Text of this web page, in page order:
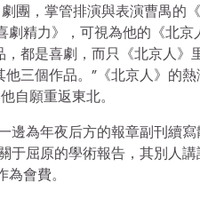
團，掌管排演與表演曹禺的
精力》，可視為他的《北
都是喜劇，而只《北京人》
三個作品。”《北京人》的
自願重返東北。
為年夜后方的報章副刊續
屈原的學術報告，其別人講
會費。